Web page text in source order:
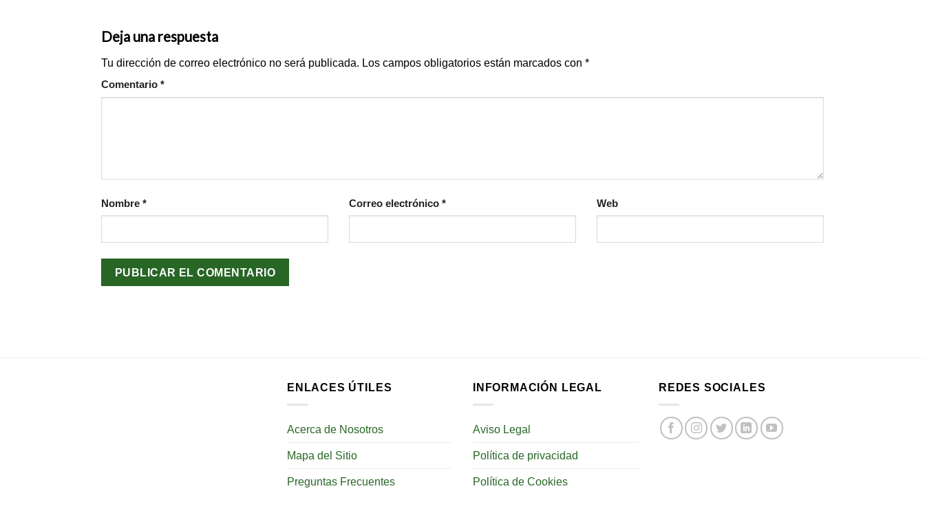
Deja una respuesta
Tu dirección de correo electrónico no será publicada. Los campos obligatorios están marcados con *
Comentario *
Nombre * Correo electrónico * Web
ENLACES ÚTILES
Acerca de Nosotros
Mapa del Sitio
Preguntas Frecuentes
INFORMACIÓN LEGAL
Aviso Legal
Política de privacidad
Política de Cookies
REDES SOCIALES